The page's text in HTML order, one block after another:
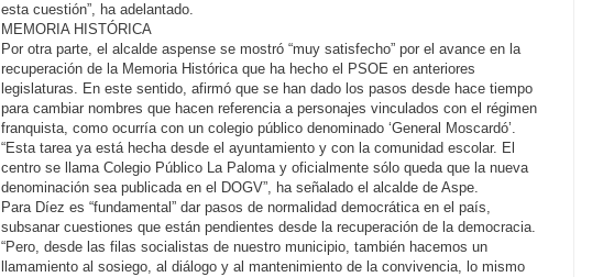
esta cuestión”, ha adelantado.
MEMORIA HISTÓRICA
Por otra parte, el alcalde aspense se mostró “muy satisfecho” por el avance en la
recuperación de la Memoria Histórica que ha hecho el PSOE en anteriores
legislaturas. En este sentido, afirmó que se han dado los pasos desde hace tiempo
para cambiar nombres que hacen referencia a personajes vinculados con el régimen
franquista, como ocurría con un colegio público denominado ‘General Moscardó’.
“Esta tarea ya está hecha desde el ayuntamiento y con la comunidad escolar. El
centro se llama Colegio Público La Paloma y oficialmente sólo queda que la nueva
denominación sea publicada en el DOGV”, ha señalado el alcalde de Aspe.
Para Díez es “fundamental” dar pasos de normalidad democrática en el país,
subsanar cuestiones que están pendientes desde la recuperación de la democracia.
“Pero, desde las filas socialistas de nuestro municipio, también hacemos un
llamamiento al sosiego, al diálogo y al mantenimiento de la convivencia, lo mismo